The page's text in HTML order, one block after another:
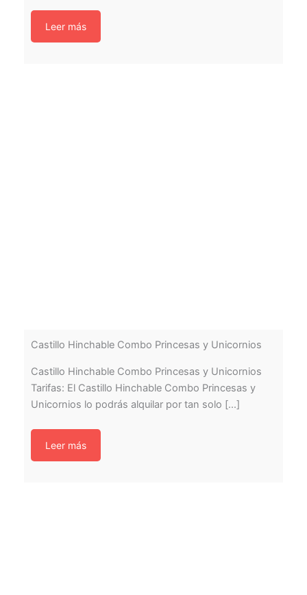
Leer más
Castillo Hinchable Combo Princesas y Unicornios
Castillo Hinchable Combo Princesas y Unicornios
Tarifas: El Castillo Hinchable Combo Princesas y
Unicornios lo podrás alquilar por tan solo [...]
Leer más